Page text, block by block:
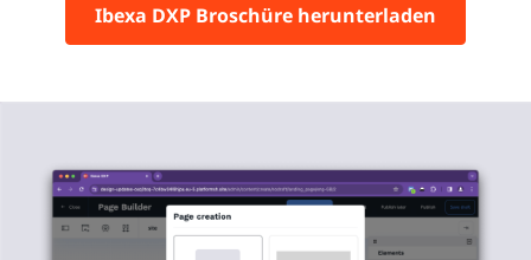
Ibexa DXP Broschüre herunterladen